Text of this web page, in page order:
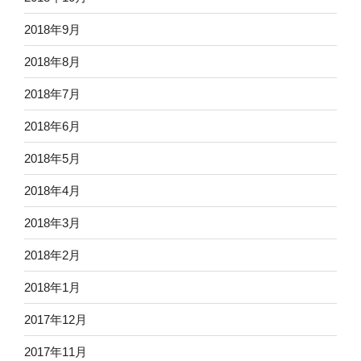
2018年9月
2018年8月
2018年7月
2018年6月
2018年5月
2018年4月
2018年3月
2018年2月
2018年1月
2017年12月
2017年11月